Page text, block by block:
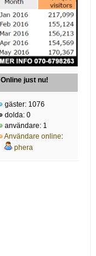
Online just nu!
gäster: 1076
dolda: 0
användare: 1
Användare online:
phera